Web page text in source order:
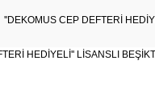
''DEKOMUS CEP DEFTERİ